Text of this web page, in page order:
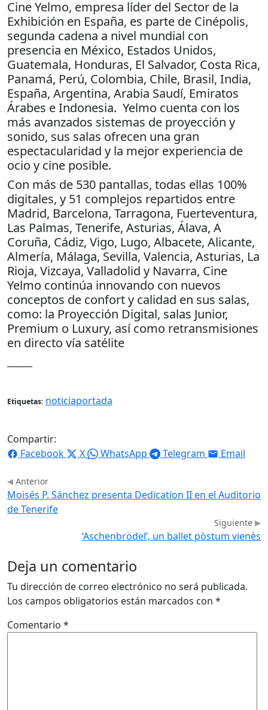
Cine Yelmo, empresa líder del Sector de la
Exhibición en España, es parte de Cinépolis,
segunda cadena a nivel mundial con
presencia en México, Estados Unidos,
Guatemala, Honduras, El Salvador, Costa Rica,
Panamá, Perú, Colombia, Chile, Brasil, India,
España, Argentina, Arabia Saudí, Emiratos
Árabes e Indonesia. Yelmo cuenta con los
más avanzados sistemas de proyección y
sonido, sus salas ofrecen una gran
espectacularidad y la mejor experiencia de
ocio y cine posible.
Con más de 530 pantallas, todas ellas 100%
digitales, y 51 complejos repartidos entre
Madrid, Barcelona, Tarragona, Fuerteventura,
Las Palmas, Tenerife, Asturias, Álava, A
Coruña, Cádiz, Vigo, Lugo, Albacete, Alicante,
Almería, Málaga, Sevilla, Valencia, Asturias, La
Rioja, Vizcaya, Valladolid y Navarra, Cine
Yelmo continúa innovando con nuevos
conceptos de confort y calidad en sus salas,
como: la Proyección Digital, salas Junior,
Premium o Luxury, así como retransmisiones
en directo vía satélite
Etiquetas: noticiaportada
Compartir:
Facebook
X WhatsApp Telegram Email
Anterior
Moisés P. Sánchez presenta Dedication II en el Auditorio
de Tenerife
Siguiente
‘Aschenbrödel’, un ballet pòstum vienès
Deja un comentario
Tu dirección de correo electrónico no será publicada.
Los campos obligatorios están marcados con *
Comentario *